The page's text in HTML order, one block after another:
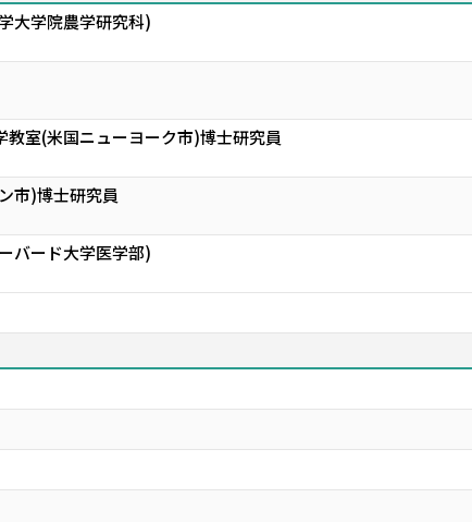
大学院農学研究科)
室(米国ニューヨーク市)博士研究員
市)博士研究員
バード大学医学部)